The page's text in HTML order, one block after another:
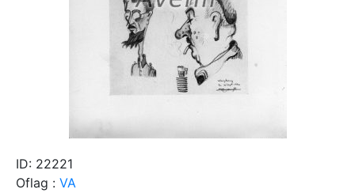
ID: 22221
Oflag : VA